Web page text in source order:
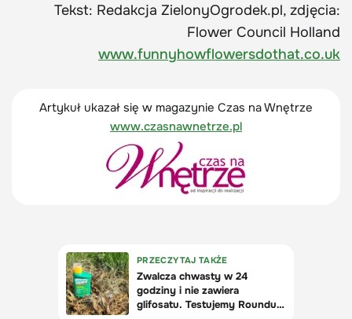
Tekst: Redakcja ZielonyOgrodek.pl, zdjęcia:
Flower Council Holland
www.funnyhowflowersdothat.co.uk
Artykuł ukazał się w magazynie Czas na Wnętrze
www.czasnawnetrze.pl